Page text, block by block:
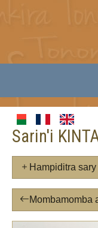
Sarin'i
Hampiditra sary
Mombamomba